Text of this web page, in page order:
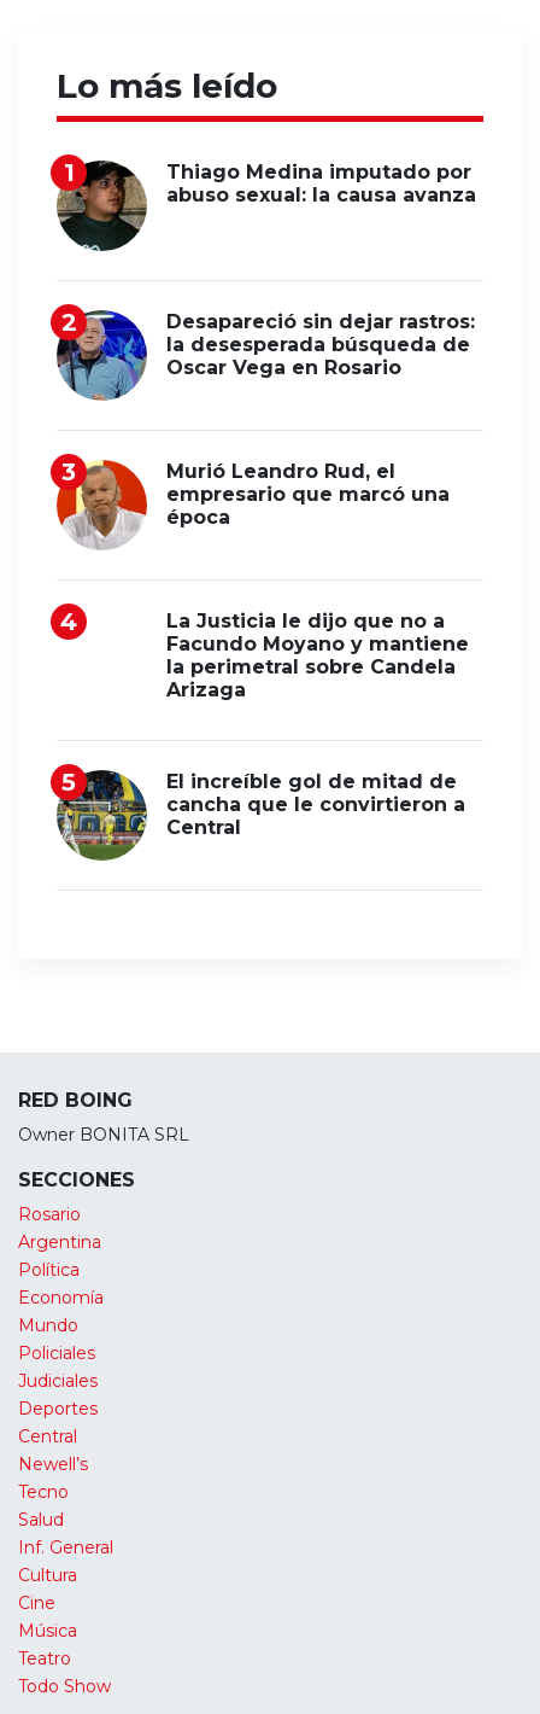
Lo más leído
Thiago Medina imputado por
abuso sexual: la causa avanza
Desapareció sin dejar rastros:
la desesperada búsqueda de
Oscar Vega en Rosario
Murió Leandro Rud, el
empresario que marcó una
época
La Justicia le dijo que no a
Facundo Moyano y mantiene
la perimetral sobre Candela
Arizaga
El increíble gol de mitad de
cancha que le convirtieron a
Central
RED BOING
Owner BONITA SRL
SECCIONES
Rosario
Argentina
Política
Economía
Mundo
Policiales
Judiciales
Deportes
Central
Newell’s
Tecno
Salud
Inf. General
Cultura
Cine
Música
Teatro
Todo Show